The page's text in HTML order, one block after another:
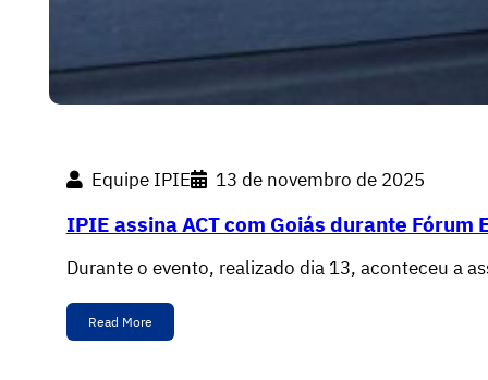
Equipe IPIE 13 de novembro de 2025
IPIE assina ACT com Goiás durante Fórum
Durante o evento, realizado dia 13, aconteceu a
Read More